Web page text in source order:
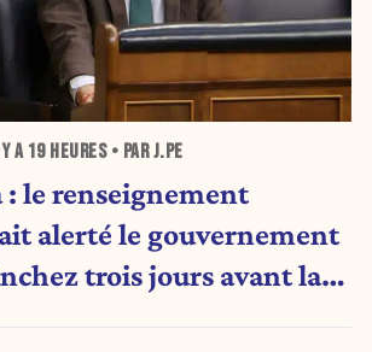
A19 HEURES• PAR J.PE
: le renseignement
alerté le gouvernement
trois jours avant la